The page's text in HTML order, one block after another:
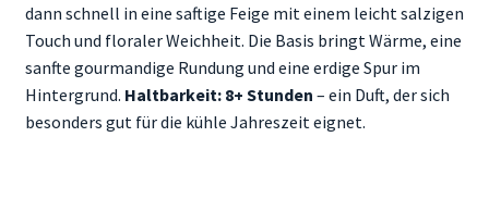
dann schnell in eine saftige Feige mit einem leicht salzigen
Touch und floraler Weichheit. Die Basis bringt Wärme, eine
sanfte gourmandige Rundung und eine erdige Spur im
Hintergrund. Haltbarkeit: 8+ Stunden – ein Duft, der sich
besonders gut für die kühle Jahreszeit eignet.